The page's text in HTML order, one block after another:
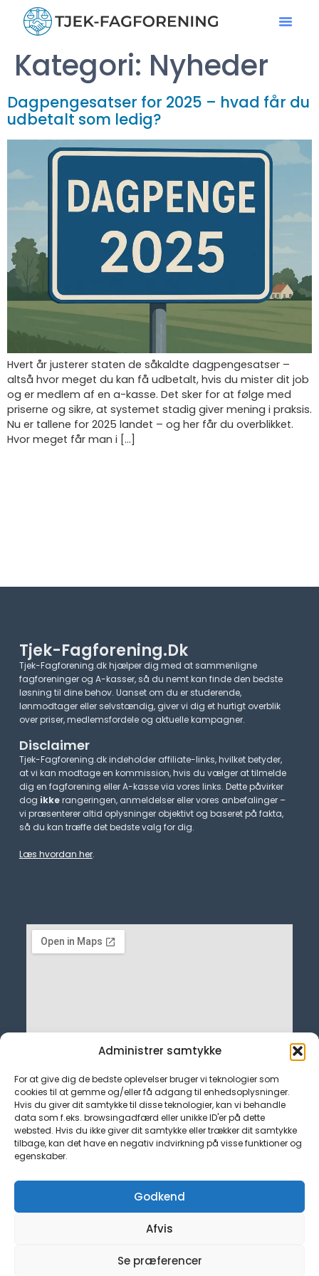
Administrer samtykke
For at give dig de bedste oplevelser bruger vi teknologier som
cookies til at gemme og/eller få adgang til enhedsoplysninger.
Hvis du giver dit samtykke til disse teknologier, kan vi behandle
data som f.eks. browsingadfærd eller unikke ID'er på dette
websted. Hvis du ikke giver dit samtykke eller trækker dit samtykke
tilbage, kan det have en negativ indvirkning på visse funktioner og
egenskaber.
Godkend
Afvis
Se præferencer
Kategori: Nyheder
Dagpengesatser for 2025 – hvad får du
udbetalt som ledig?
Hvert år justerer staten de såkaldte dagpengesatser –
altså hvor meget du kan få udbetalt, hvis du mister dit job
og er medlem af en a-kasse. Det sker for at følge med
priserne og sikre, at systemet stadig giver mening i praksis.
Nu er tallene for 2025 landet – og her får du overblikket.
Hvor meget får man i […]
Tjek-Fagforening.dk
Tjek-Fagforening.dk hjælper dig med at sammenligne
fagforeninger og A-kasser, så du nemt kan finde den bedste
løsning til dine behov. Uanset om du er studerende,
lønmodtager eller selvstændig, giver vi dig et hurtigt overblik
over priser, medlemsfordele og aktuelle kampagner.​
Disclaimer
Tjek-Fagforening.dk indeholder affiliate-links, hvilket betyder,
at vi kan modtage en kommission, hvis du vælger at tilmelde
dig en fagforening eller A-kasse via vores links. Dette påvirker
dog ikkerangeringen, anmeldelser eller vores anbefalinger –
vi præsenterer altid oplysninger objektivt og baseret på fakta,
så du kan træffe det bedste valg for dig.
Læs hvordan her.
admin@tjekfagforening.dk
Cookiepolitik (EU)